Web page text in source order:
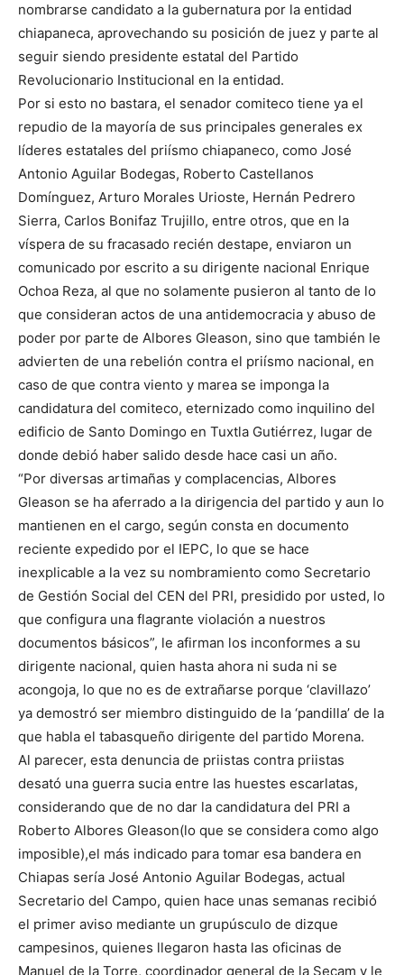
nombrarse candidato a la gubernatura por la entidad
chiapaneca, aprovechando su posición de juez y parte al
seguir siendo presidente estatal del Partido
Revolucionario Institucional en la entidad.
Por si esto no bastara, el senador comiteco tiene ya el
repudio de la mayoría de sus principales generales ex
líderes estatales del priísmo chiapaneco, como José
Antonio Aguilar Bodegas, Roberto Castellanos
Domínguez, Arturo Morales Urioste, Hernán Pedrero
Sierra, Carlos Bonifaz Trujillo, entre otros, que en la
víspera de su fracasado recién destape, enviaron un
comunicado por escrito a su dirigente nacional Enrique
Ochoa Reza, al que no solamente pusieron al tanto de lo
que consideran actos de una antidemocracia y abuso de
poder por parte de Albores Gleason, sino que también le
advierten de una rebelión contra el priísmo nacional, en
caso de que contra viento y marea se imponga la
candidatura del comiteco, eternizado como inquilino del
edificio de Santo Domingo en Tuxtla Gutiérrez, lugar de
donde debió haber salido desde hace casi un año.
“Por diversas artimañas y complacencias, Albores
Gleason se ha aferrado a la dirigencia del partido y aun lo
mantienen en el cargo, según consta en documento
reciente expedido por el IEPC, lo que se hace
inexplicable a la vez su nombramiento como Secretario
de Gestión Social del CEN del PRI, presidido por usted, lo
que configura una flagrante violación a nuestros
documentos básicos”, le afirman los inconformes a su
dirigente nacional, quien hasta ahora ni suda ni se
acongoja, lo que no es de extrañarse porque ‘clavillazo’
ya demostró ser miembro distinguido de la ‘pandilla’ de la
que habla el tabasqueño dirigente del partido Morena.
Al parecer, esta denuncia de priistas contra priistas
desató una guerra sucia entre las huestes escarlatas,
considerando que de no dar la candidatura del PRI a
Roberto Albores Gleason(lo que se considera como algo
imposible),el más indicado para tomar esa bandera en
Chiapas sería José Antonio Aguilar Bodegas, actual
Secretario del Campo, quien hace unas semanas recibió
el primer aviso mediante un grupúsculo de dizque
campesinos, quienes llegaron hasta las oficinas de
Manuel de la Torre, coordinador general de la Secam y le